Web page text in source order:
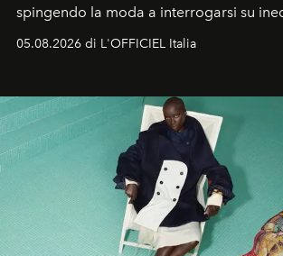
spingendo la moda a interrogarsi su
formali e a ridefinire il concetto stesso di
un’impronta indelebile nella storia della
05.08.2026 di L'OFFICIEL Italia